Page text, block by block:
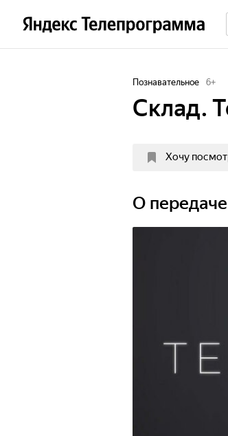
Познавательное 6+
Склад.
Хочу
О передаче